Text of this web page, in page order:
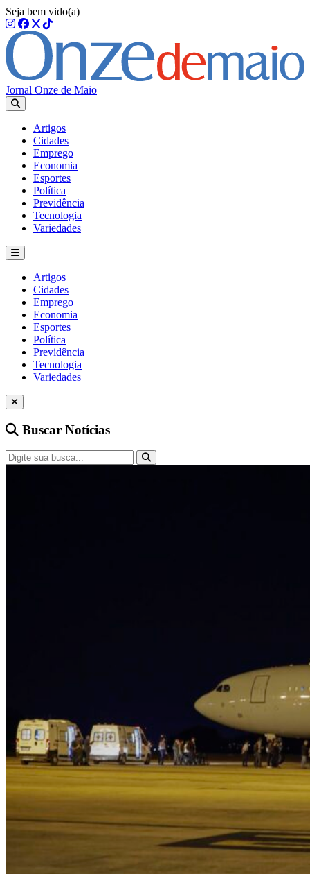
Seja bem vido(a)
Jornal Onze de Maio
Artigos
Cidades
Emprego
Economia
Esportes
Política
Previdência
Tecnologia
Variedades
Artigos
Cidades
Emprego
Economia
Esportes
Política
Previdência
Tecnologia
Variedades
Buscar Notícias